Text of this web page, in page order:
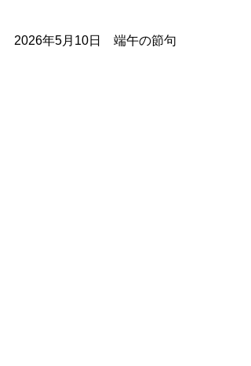
2026年5月10日　端午の節句